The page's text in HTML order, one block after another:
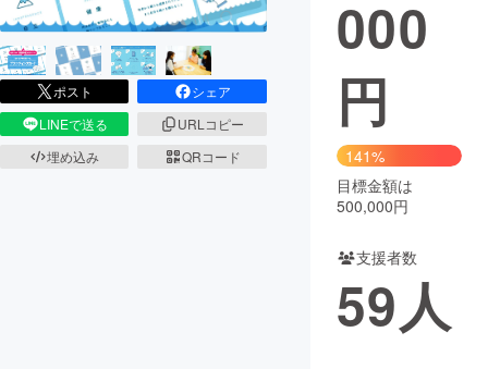
ビジネス・起業 チャレンジ
まちづくり・地域活性化
CAMPFIRE for Social Good
CAMPFIRE Creation
コミュニティ
ポスト
シェア
LINEで送る
URLコピー
埋め込み
QRコード
000
円
141%
目標金額は
500,000円
支援者数
59人